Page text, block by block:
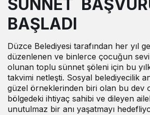
SÜNNET
BAŞLADI
Düzce Belediyesi tarafından her yıl
düzenlenen ve binlerce çocuğun
olunan toplu sünnet şöleni için bu
takvimi netleşti. Sosyal belediyecilik
güzel örneklerinden biri olan bu dev
bölgedeki ihtiyaç sahibi ve dileyen
unutulmaz bir anı yaşatmayı